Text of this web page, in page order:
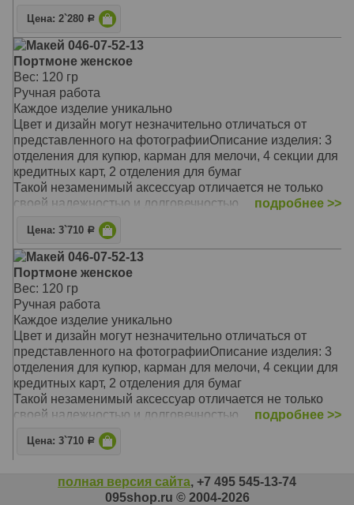
Тип: прямой
Предусмотрено отделение на молнии для мелочи, а так
же секции для кредитных карт
Кошелек застегивается на скрытую кнопку
Такой незаменимый аксессуар отличается не только
своей надежностью и долговечностью
Предлагаемая модель не оставит вас равнодушным
Ее главная изюминка - интересное сочетание цветов и
фактур кожи
Он станет замечательным подарком для стильной
женщины, выгодно подчеркнет вашу
индивидуальность и стиль.
Материал: натуральная кожа
Цвет: светлый-коричневый
Размер: 17,6 х 8,6 см
Цена: 2`280 Р
Макей 046-07-52-13
Портмоне женское
Вес: 120 гр
Ручная работа
Каждое изделие уникально
Цвет и дизайн могут незначительно отличаться от
представленного на фотографииОписание изделия: 3
отделения для купюр, карман для мелочи, 4 секции для
кредитных карт, 2 отделения для бумаг
Такой незаменимый аксессуар отличается не только
своей надежностью и долговечностью
Предлагаемая модель очаровывает своей
оригинальностью, неповторимым сочетанием цветов и
фактур
Он станет замечательным подарком для стильной
женщины, выгодно подчеркнет вашу
индивидуальность и стиль
Материал: натуральная кожа
Цвет: чёрный
Тип: прямой
Размер: 206 x 104 мм
подробнее >>
Цена: 3`710 Р
Макей 046-07-52-13
Портмоне женское
Вес: 120 гр
Ручная работа
Каждое изделие уникально
Цвет и дизайн могут незначительно отличаться от
представленного на фотографииОписание изделия: 3
отделения для купюр, карман для мелочи, 4 секции для
кредитных карт, 2 отделения для бумаг
Такой незаменимый аксессуар отличается не только
своей надежностью и долговечностью
Предлагаемая модель очаровывает своей
оригинальностью, неповторимым сочетанием цветов и
Он станет замечательным подарком для стильной
женщины, выгодно подчеркнет вашу
подробнее >>
Цена: 3`710 Р
полная версия сайта, +7 495 545-13-74
095shop.ru © 2004-2026